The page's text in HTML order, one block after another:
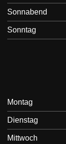
Sonnabend
Sonntag
Montag
Dienstag
Mittwoch